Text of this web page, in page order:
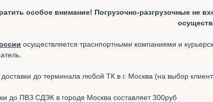
особое внимание! Погрузочно-разгрузочные не
осуществляется траснпортными компаниями и
до терминала любой ТК в г. Москва (на выбор
до ПВЗ СДЭК в городе Москва составляет 300руб